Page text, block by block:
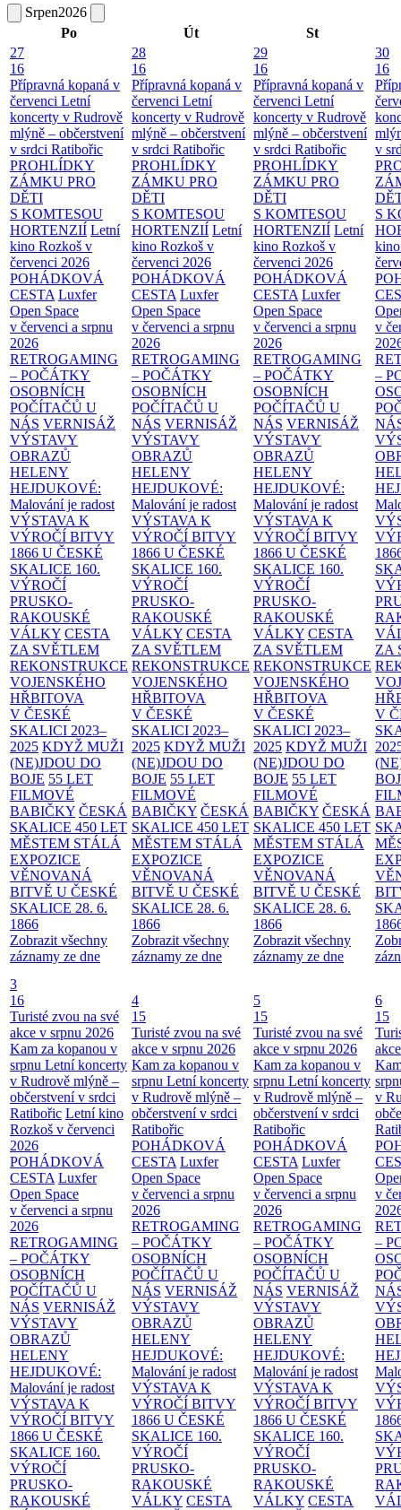
Srpen2026
Po
Út
St
27
16
Přípravná kopaná v
červenci Letní
koncerty v Rudrově
mlýně – občerstvení
v srdci Ratibořic
PROHLÍDKY
ZÁMKU PRO
DĚTI
S KOMTESOU
HORTENZIÍ Letní
kino Rozkoš v
červenci 2026
POHÁDKOVÁ
CESTA Luxfer
Open Space
v červenci a srpnu
2026
RETROGAMING
– POČÁTKY
OSOBNÍCH
POČÍTAČŮ U
NÁS VERNISÁŽ
VÝSTAVY
OBRAZŮ
HELENY
HEJDUKOVÉ:
Malování je radost
VÝSTAVA K
VÝROČÍ BITVY
1866 U ČESKÉ
SKALICE 160.
VÝROČÍ
PRUSKO-
RAKOUSKÉ
VÁLKY CESTA
ZA SVĚTLEM
REKONSTRUKCE
VOJENSKÉHO
HŘBITOVA
V ČESKÉ
SKALICI 2023–
2025 KDYŽ MUŽI
(NE)JDOU DO
BOJE 55 LET
FILMOVÉ
BABIČKY ČESKÁ
SKALICE 450 LET
MĚSTEM STÁLÁ
EXPOZICE
VĚNOVANÁ
BITVĚ U ČESKÉ
SKALICE 28. 6.
1866
Zobrazit všechny
záznamy ze dne
28
16
Přípravná kopaná v
červenci Letní
koncerty v Rudrově
mlýně – občerstvení
v srdci Ratibořic
PROHLÍDKY
ZÁMKU PRO
DĚTI
S KOMTESOU
HORTENZIÍ Letní
kino Rozkoš v
červenci 2026
POHÁDKOVÁ
CESTA Luxfer
Open Space
v červenci a srpnu
2026
RETROGAMING
– POČÁTKY
OSOBNÍCH
POČÍTAČŮ U
NÁS VERNISÁŽ
VÝSTAVY
OBRAZŮ
HELENY
HEJDUKOVÉ:
Malování je radost
VÝSTAVA K
VÝROČÍ BITVY
1866 U ČESKÉ
SKALICE 160.
VÝROČÍ
PRUSKO-
RAKOUSKÉ
VÁLKY CESTA
ZA SVĚTLEM
REKONSTRUKCE
VOJENSKÉHO
HŘBITOVA
V ČESKÉ
SKALICI 2023–
2025 KDYŽ MUŽI
(NE)JDOU DO
BOJE 55 LET
FILMOVÉ
BABIČKY ČESKÁ
SKALICE 450 LET
MĚSTEM STÁLÁ
EXPOZICE
VĚNOVANÁ
BITVĚ U ČESKÉ
SKALICE 28. 6.
1866
Zobrazit všechny
záznamy ze dne
29
16
Přípravná kopaná v
červenci Letní
koncerty v Rudrově
mlýně – občerstvení
v srdci Ratibořic
PROHLÍDKY
ZÁMKU PRO
DĚTI
S KOMTESOU
HORTENZIÍ Letní
kino Rozkoš v
červenci 2026
POHÁDKOVÁ
CESTA Luxfer
Open Space
v červenci a srpnu
2026
RETROGAMING
– POČÁTKY
OSOBNÍCH
POČÍTAČŮ U
NÁS VERNISÁŽ
VÝSTAVY
OBRAZŮ
HELENY
HEJDUKOVÉ:
Malování je radost
VÝSTAVA K
VÝROČÍ BITVY
1866 U ČESKÉ
SKALICE 160.
VÝROČÍ
PRUSKO-
RAKOUSKÉ
VÁLKY CESTA
ZA SVĚTLEM
REKONSTRUKCE
VOJENSKÉHO
HŘBITOVA
V ČESKÉ
SKALICI 2023–
2025 KDYŽ MUŽI
(NE)JDOU DO
BOJE 55 LET
FILMOVÉ
BABIČKY ČESKÁ
SKALICE 450 LET
MĚSTEM STÁLÁ
EXPOZICE
VĚNOVANÁ
BITVĚ U ČESKÉ
SKALICE 28. 6.
1866
Zobrazit všechny
záznamy ze dne
30
16
v
S
v
–
ZA
V
3
16
Turisté zvou na své
akce v srpnu 2026
Kam za kopanou v
srpnu Letní koncerty
v Rudrově mlýně –
občerstvení v srdci
Ratibořic Letní kino
Rozkoš v červenci
2026
POHÁDKOVÁ
CESTA Luxfer
Open Space
v červenci a srpnu
2026
RETROGAMING
– POČÁTKY
OSOBNÍCH
POČÍTAČŮ U
NÁS VERNISÁŽ
VÝSTAVY
OBRAZŮ
HELENY
HEJDUKOVÉ:
Malování je radost
VÝSTAVA K
VÝROČÍ BITVY
1866 U ČESKÉ
SKALICE 160.
VÝROČÍ
PRUSKO-
RAKOUSKÉ
4
15
Turisté zvou na své
akce v srpnu 2026
Kam za kopanou v
srpnu Letní koncerty
v Rudrově mlýně –
občerstvení v srdci
Ratibořic
POHÁDKOVÁ
CESTA Luxfer
Open Space
v červenci a srpnu
2026
RETROGAMING
– POČÁTKY
OSOBNÍCH
POČÍTAČŮ U
NÁS VERNISÁŽ
VÝSTAVY
OBRAZŮ
HELENY
HEJDUKOVÉ:
Malování je radost
VÝSTAVA K
VÝROČÍ BITVY
1866 U ČESKÉ
SKALICE 160.
VÝROČÍ
PRUSKO-
RAKOUSKÉ
VÁLKY CESTA
5
15
Turisté zvou na své
akce v srpnu 2026
Kam za kopanou v
srpnu Letní koncerty
v Rudrově mlýně –
občerstvení v srdci
Ratibořic
POHÁDKOVÁ
CESTA Luxfer
Open Space
v červenci a srpnu
2026
RETROGAMING
– POČÁTKY
OSOBNÍCH
POČÍTAČŮ U
NÁS VERNISÁŽ
VÝSTAVY
OBRAZŮ
HELENY
HEJDUKOVÉ:
Malování je radost
VÝSTAVA K
VÝROČÍ BITVY
1866 U ČESKÉ
SKALICE 160.
VÝROČÍ
PRUSKO-
RAKOUSKÉ
VÁLKY CESTA
6
15
v
v
–